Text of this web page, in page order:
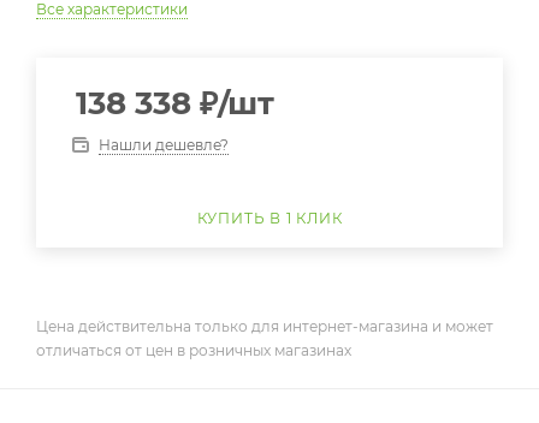
Все характеристики
138 338 ₽/шт
Нашли дешевле?
КУПИТЬ В 1 КЛИК
Цена действительна только для интернет-магазина и может
отличаться от цен в розничных магазинах